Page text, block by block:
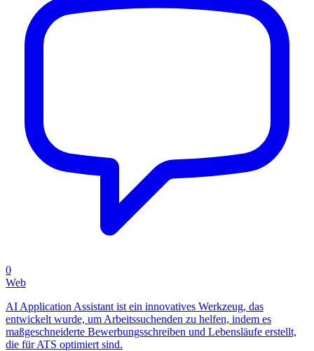
0
Web
AI Application Assistant ist ein innovatives Werkzeug, das
entwickelt wurde, um Arbeitssuchenden zu helfen, indem es
maßgeschneiderte Bewerbungsschreiben und Lebensläufe erstellt,
die für ATS optimiert sind.